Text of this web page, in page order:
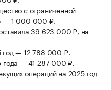
с ограниченной
— 1 000 000 ₽.
39 623 000 ₽, на
год — 12 788 000 ₽.
года — 41 287 000 ₽.
операций на 2025 год